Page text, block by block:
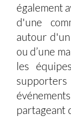
également
d'une
autour d'un
ou d’une
les
partageant